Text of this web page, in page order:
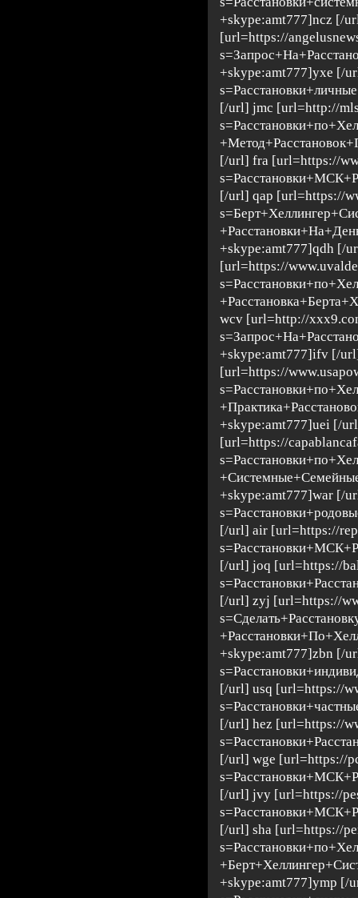
+skype:amt777]ncz [/
[url=https://
+skype:amt777]yxe [/
[/url] jmc [url=http://
[/url] fra [url=https://
[/url] qap [url=https://
+skype:amt777]qdh [/
[url=https://
wcv [url=http://
+skype:amt777]ifv [/
[url=https://
+skype:amt777]uei [/
[url=https://
+skype:amt777]war [/
[/url] air [url=https://
[/url] joq [url=https://
[/url] zyj [url=https://
+skype:amt777]zbn [/
[/url] usq [url=https://
[/url] hez [url=https://
[/url] wge [url=https://
[/url] jvy [url=https://
[/url] sha [url=https://
+skype:amt777]ymp [/